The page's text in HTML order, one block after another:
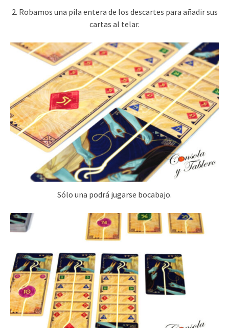
2. Robamos una pila entera de los descartes para añadir sus
cartas al telar.
Sólo una podrá jugarse bocabajo.